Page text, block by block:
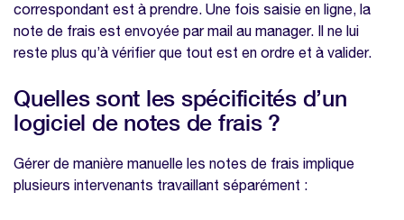
correspondant est à prendre. Une fois saisie en ligne, la
note de frais est envoyée par mail au manager. Il ne lui
reste plus qu’à vérifier que tout est en ordre et à valider.
Quelles sont les spécificités d’un
logiciel de notes de frais ?
Gérer de manière manuelle les notes de frais implique
plusieurs intervenants travaillant séparément :